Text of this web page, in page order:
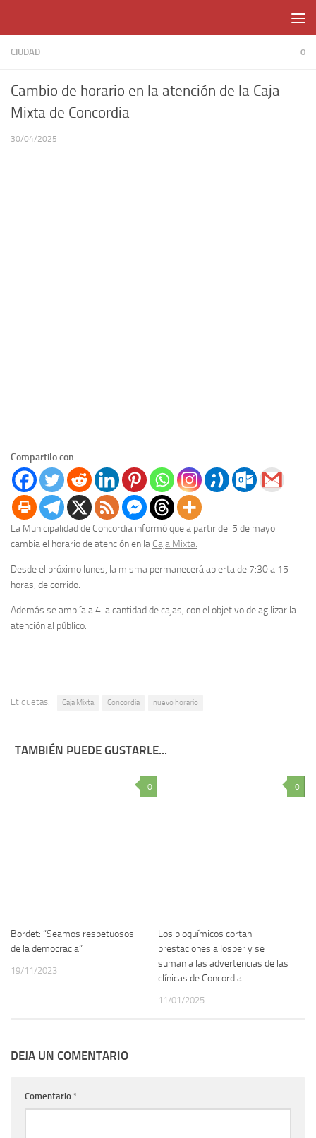
CIUDAD 0
Cambio de horario en la atención de la Caja
Mixta de Concordia
30/04/2025
Compartilo con
La Municipalidad de Concordia informó que a partir del 5 de mayo
cambia el horario de atención en la Caja Mixta.
Desde el próximo lunes, la misma permanecerá abierta de 7:30 a 15
horas, de corrido.
Además se amplía a 4 la cantidad de cajas, con el objetivo de agilizar la
atención al público.
Etiquetas: Caja Mixta Concordia nuevo horario
TAMBIÉN PUEDE GUSTARLE...
0
Bordet: “Seamos respetuosos
de la democracia”
19/11/2023
0
Los bioquímicos cortan
prestaciones a Iosper y se
suman a las advertencias de las
clínicas de Concordia
11/01/2025
DEJA UN COMENTARIO
Comentario *